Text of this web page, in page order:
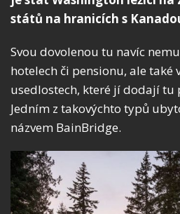
států na hranicích s
Svou dovolenou tu navíc
hotelech či pensionu, ale také
usedlostech, které jí dodají tu
Jedním z takovýchto typů
názvem BainBridge.